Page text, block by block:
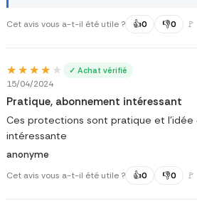
Cet avis vous a-t-il été utile ? 👍0 👎0 🚩
★★★★★
★★★★★ ✓ Achat vérifié
15/04/2024
Pratique, abonnement intéressant
Ces protections sont pratique et l’idée
intéressante
anonyme
Cet avis vous a-t-il été utile ? 👍0 👎0 🚩